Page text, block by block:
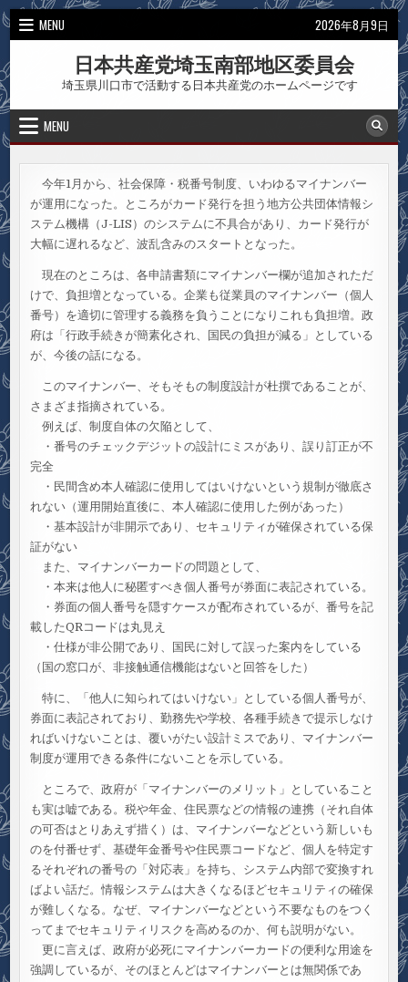
Skip
MENU 2026年8月9日
日本共産党埼玉南部地区委員会
埼玉県川口市で活動する日本共産党のホームページです
MENU
今年1月から、社会保障・税番号制度、いわゆるマイナンバー
が運用になった。ところがカード発行を担う地方公共団体情報シ
ステム機構（J-LIS）のシステムに不具合があり、カード発行が
大幅に遅れるなど、波乱含みのスタートとなった。
現在のところは、各申請書類にマイナンバー欄が追加されただ
けで、負担増となっている。企業も従業員のマイナンバー（個人
番号）を適切に管理する義務を負うことになりこれも負担増。政
府は「行政手続きが簡素化され、国民の負担が減る」としている
が、今後の話になる。
このマイナンバー、そもそもの制度設計が杜撰であることが、
さまざま指摘されている。
例えば、制度自体の欠陥として、
・番号のチェックデジットの設計にミスがあり、誤り訂正が不
完全
・民間含め本人確認に使用してはいけないという規制が徹底さ
れない（運用開始直後に、本人確認に使用した例があった）
・基本設計が非開示であり、セキュリティが確保されている保
証がない
また、マイナンバーカードの問題として、
・本来は他人に秘匿すべき個人番号が券面に表記されている。
・券面の個人番号を隠すケースが配布されているが、番号を記
載したQRコードは丸見え
・仕様が非公開であり、国民に対して誤った案内をしている
（国の窓口が、非接触通信機能はないと回答をした）
特に、「他人に知られてはいけない」としている個人番号が、
券面に表記されており、勤務先や学校、各種手続きで提示しなけ
ればいけないことは、覆いがたい設計ミスであり、マイナンバー
制度が運用できる条件にないことを示している。
ところで、政府が「マイナンバーのメリット」としていること
も実は嘘である。税や年金、住民票などの情報の連携（それ自体
の可否はとりあえず措く）は、マイナンバーなどという新しいも
のを付番せず、基礎年金番号や住民票コードなど、個人を特定す
るそれぞれの番号の「対応表」を持ち、システム内部で変換すれ
ばよい話だ。情報システムは大きくなるほどセキュリティの確保
が難しくなる。なぜ、マイナンバーなどという不要なものをつく
ってまでセキュリティリスクを高めるのか、何も説明がない。
更に言えば、政府が必死にマイナンバーカードの便利な用途を
強調しているが、そのほとんどはマイナンバーとは無関係であ